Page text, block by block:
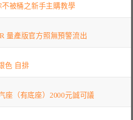
被桶之新手主購教學
量產版官方照無預警流出
色 自排
座（有底座）2000元誠可議